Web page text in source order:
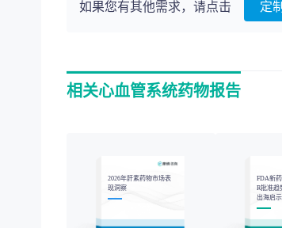
如果您有其他需求，请点击 定
相关心血管系统药物报告
2026年肝素药物市场表
现洞察
FDA新
R批准趋
出海启示